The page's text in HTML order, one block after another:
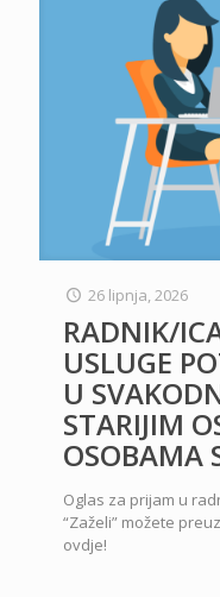
26 lipnja, 2026
RADNIK/
USLUGE
U
STARIJIM
OSOBAMA
Oglas za prijam u
“Zaželi” možete
ovdje!